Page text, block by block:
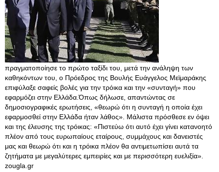
πραγματοποίησε το πρώτο ταξίδι του, μετά την ανάληψη των
καθηκόντων του, ο Πρόεδρος της Βουλής Ευάγγελος Μεϊμαράκης
επιφύλαξε σαφείς βολές για την τρόικα και την «συνταγή» που
εφαρμόζει στην Ελλάδα.Όπως δήλωσε, απαντώντας σε
δημοσιογραφικές ερωτήσεις, «θεωρώ ότι η συνταγή η οποία έχει
εφαρμοσθεί στην Ελλάδα ήταν λάθος». Μάλιστα πρόσθεσε εν όψει
και της έλευσης της τρόικας: «Πιστεύω ότι αυτό έχει γίνει κατανοητό
πλέον από τους ευρωπαίους εταίρους, συμμάχους και δανειστές
μας και θεωρώ ότι και η τρόικα πλέον θα αντιμετωπίσει αυτά τα
ζητήματα με μεγαλύτερες εμπειρίες και με περισσότερη ευελιξία».
zougla.gr